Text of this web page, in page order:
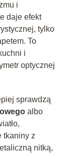
i
daje efekt
tylko
To
i
optycznej
sprawdzą
albo
tkaniny z
nitką,